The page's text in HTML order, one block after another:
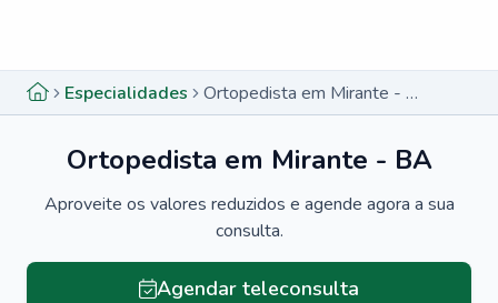
Especialidades Ortopedista em Mirante - BA
Ortopedista em Mirante - BA
Aproveite os valores reduzidos e agende agora a sua
consulta.
Agendar teleconsulta